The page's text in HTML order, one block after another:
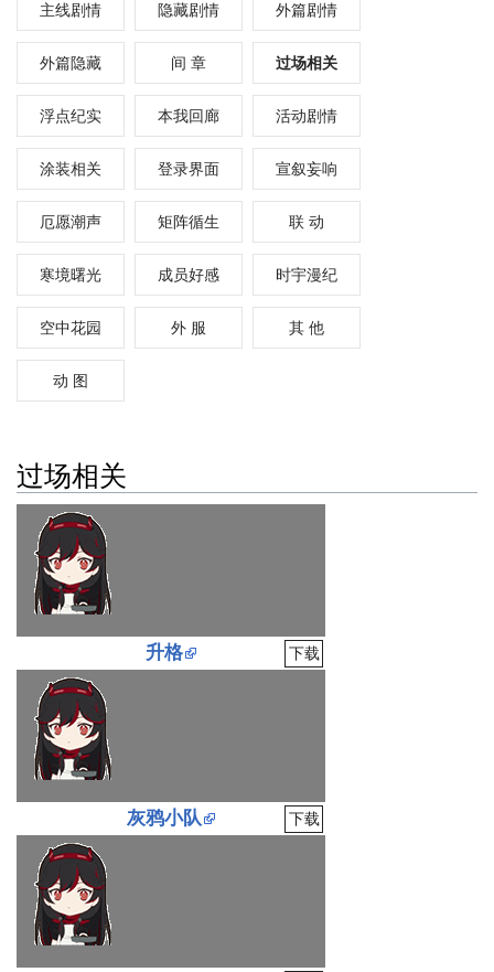
主线剧情 隐藏剧情 外篇剧情
外篇隐藏 间 章 过场相关
浮点纪实 本我回廊 活动剧情
涂装相关 登录界面 宣叙妄响
厄愿潮声 矩阵循生 联 动
寒境曙光 成员好感 时宇漫纪
空中花园 外 服 其 他
动 图
过场相关
升格 下载
灰鸦小队 下载